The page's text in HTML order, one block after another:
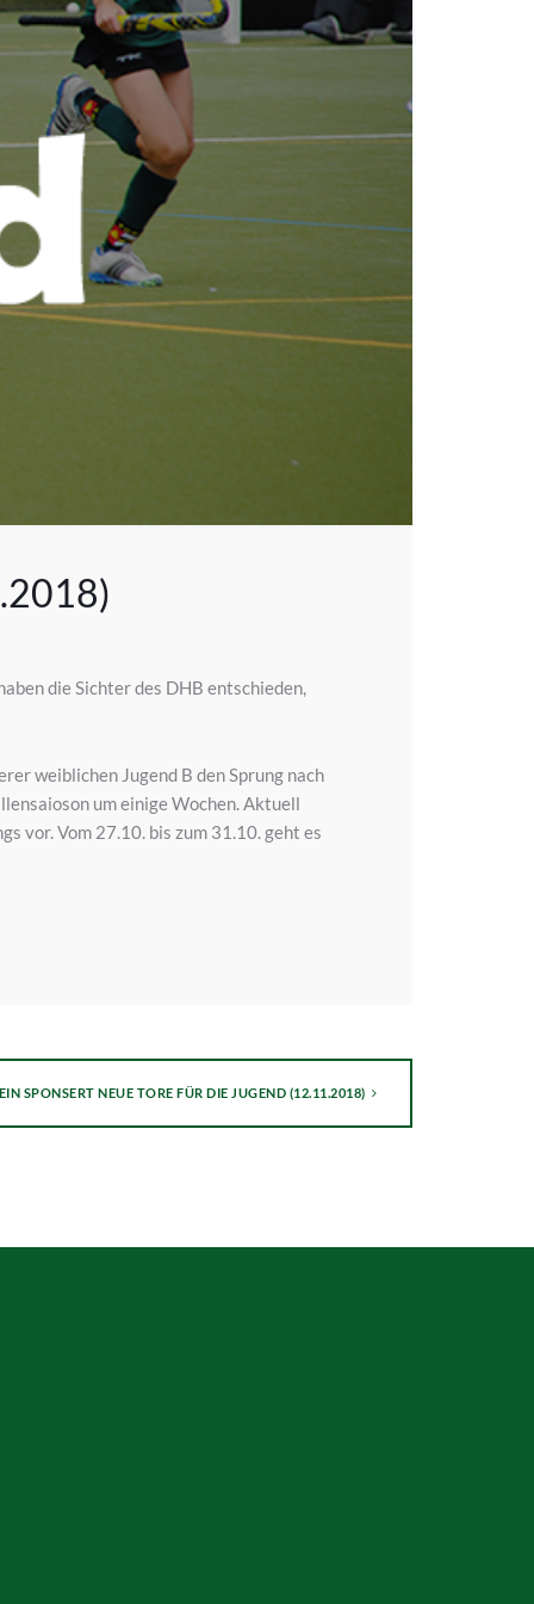
die Sichter des DHB entschieden,
weiblichen Jugend B den Sprung nach
um einige Wochen. Aktuell
vor. Vom 27.10. bis zum 31.10. geht es
SPONSERT NEUE TORE FÜR DIE JUGEND (12.11.2018)